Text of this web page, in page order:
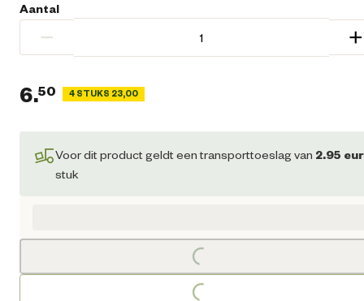
Aantal
− +
6.50
Huidige prijs € 6,50
4 STUKS 23,00
Voor dit product geldt een transporttoeslag van 2.95
stuk
Loading...
Loading...